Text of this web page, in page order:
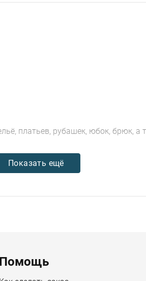
платьев, рубашек, юбок, брюк,
Показать ещё
Помощь